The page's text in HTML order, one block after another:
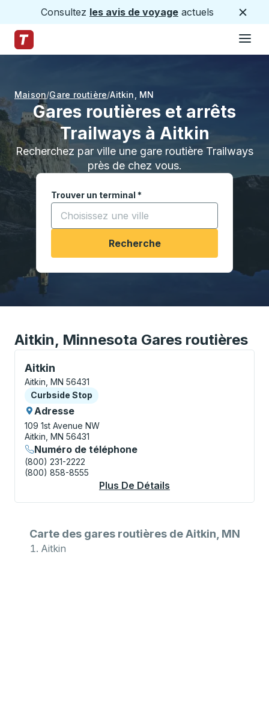
Consultez les avis de voyage actuels
Page d'accueil des sentiers
Maison Gare routière Aitkin MN
Gares routières et arrêts
Trailways à Aitkin
Recherchez par ville une gare routière Trailways
près de chez vous.
Trouver un terminal *
Commencez à saisir une ville pour ouvrir les
Recherche
Aitkin, Minnesota Gares routières
Aitkin
Curbside Stop, utilisez les touches fléchées ou la
Aitkin, MN 56431
Curbside Stop
Curbside Stop
Adresse
109 1st Avenue NW
Aitkin, MN 56431
Numéro de téléphone
(800) 231-2222
(800) 858-8555
Plus De Détails
Carte des gares routières de Aitkin, MN
Aitkin